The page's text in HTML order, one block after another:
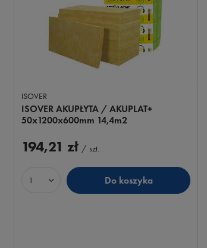
ISOVER
ISOVER AKUPŁYTA / AKUPLAT+
50x1200x600mm 14,4m2
194,21 zł / szt.
Ilość produktów Do koszyka